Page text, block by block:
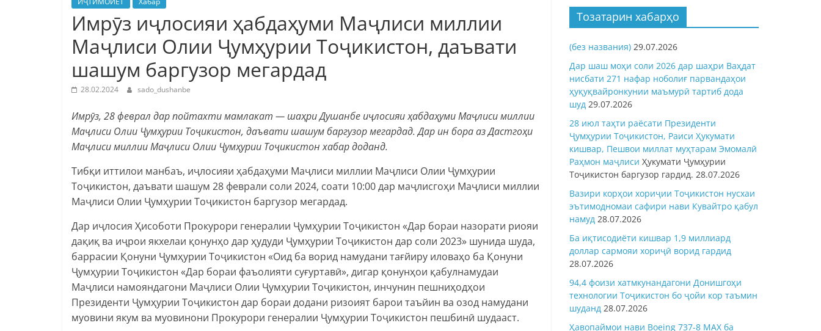
Имрӯз иҷлосияи ҳабдаҳуми Маҷлиси миллии
Маҷлиси Олии Ҷумҳурии Тоҷикистон, даъвати
шашум баргузор мегардад
28.02.2024 sado_dushanbe
Имрӯз, 28 феврал дар пойтахти мамлакат — шаҳри Душанбе иҷлосияи ҳабдаҳуми Маҷлиси миллии
Маҷлиси Олии Ҷумҳурии Тоҷикистон, даъвати шашум баргузор мегардад. Дар ин бора аз Дастгоҳи
Маҷлиси миллии Маҷлиси Олии Ҷумҳурии Тоҷикистон хабар доданд.
Тибқи иттилои манбаъ, иҷлосияи ҳабдаҳуми Маҷлиси миллии Маҷлиси Олии Ҷумҳурии
Тоҷикистон, даъвати шашум 28 феврали соли 2024, соати 10:00 дар маҷлисгоҳи Маҷлиси миллии
Маҷлиси Олии Ҷумҳурии Тоҷикистон баргузор мегардад.
Дар иҷлосия Ҳисоботи Прокурори генералии Ҷумҳурии Тоҷикистон «Дар бораи назорати риояи
дақиқ ва иҷрои якхелаи қонунҳо дар ҳудуди Ҷумҳурии Тоҷикистон дар соли 2023» шунида шуда,
баррасии Қонуни Ҷумҳурии Тоҷикистон «Оид ба ворид намудани тағйиру иловаҳо ба Қонуни
Ҷумҳурии Тоҷикистон «Дар бораи фаъолияти суғуртавӣ», дигар қонунҳои қабулнамудаи
Маҷлиси намояндагони Маҷлиси Олии Ҷумҳурии Тоҷикистон, инчунин пешниҳодҳои
Президенти Ҷумҳурии Тоҷикистон дар бораи додани ризоият барои таъйин ва озод намудани
муовини якум ва муовинони Прокурори генералии Ҷумҳурии Тоҷикистон пешбинӣ шудааст.
Тозатарин хабарҳо
(без названия) 29.07.2026
Дар шаш моҳи соли 2026 дар шаҳри Ваҳдат
нисбати 271 нафар ноболиғ парвандаҳои
ҳуқуқвайронкунии маъмурӣ тартиб дода
шуд 29.07.2026
28 июл таҳти раёсати Президенти
Ҷумҳурии Тоҷикистон, Раиси Ҳукумати
кишвар, Пешвои миллат муҳтарам Эмомалӣ
Раҳмон маҷлиси Ҳукумати Ҷумҳурии
Тоҷикистон баргузор гардид. 28.07.2026
Вазири корҳои хориҷии Тоҷикистон нусхаи
эътимодномаи сафири нави Кувайтро қабул
намуд 28.07.2026
Ба иқтисодиёти кишвар 1,9 миллиард
доллар сармояи хориҷӣ ворид гардид
28.07.2026
94,4 фоизи хатмкунандагони Донишгоҳи
технологии Тоҷикистон бо ҷойи кор таъмин
шуданд 28.07.2026
Ҳавопаймои нави Boeing 737-8 MAX ба